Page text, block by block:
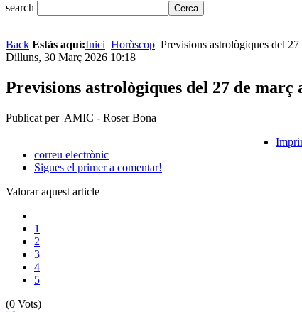
search
Back Estàs aquí:Inici Horòscop Previsions astrològiques del
Dilluns, 30 Març 2026 10:18
Previsions astrològiques del 27 de març
Publicat per AMIC - Roser Bona
correu electrònic
Sigues el primer a comentar!
Valorar aquest article
1
2
3
4
5
(0 Vots)